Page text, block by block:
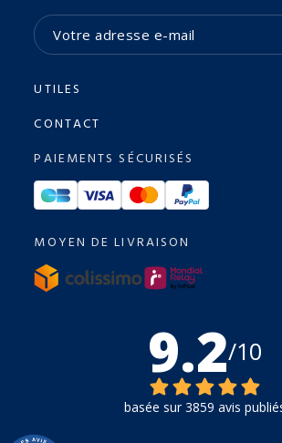
UTILES
CONTACT
PAIEMENTS SÉCURISÉS
MOYEN DE LIVRAISON
9.2/10
basée sur 3859 avis